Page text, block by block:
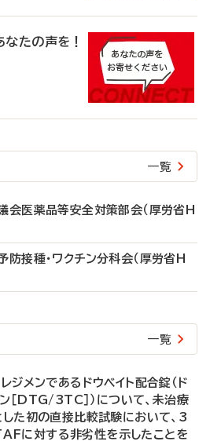
たの声を！
一覧
医薬品等安全対策部会（厚労省H
接種・ワクチン分科会（厚労省H
一覧
ジメンであるドウベイト配合錠（ド
［DTG/3TC］）について、未治療
た初の直接比較試験において、3
に対する非劣性を示したことを